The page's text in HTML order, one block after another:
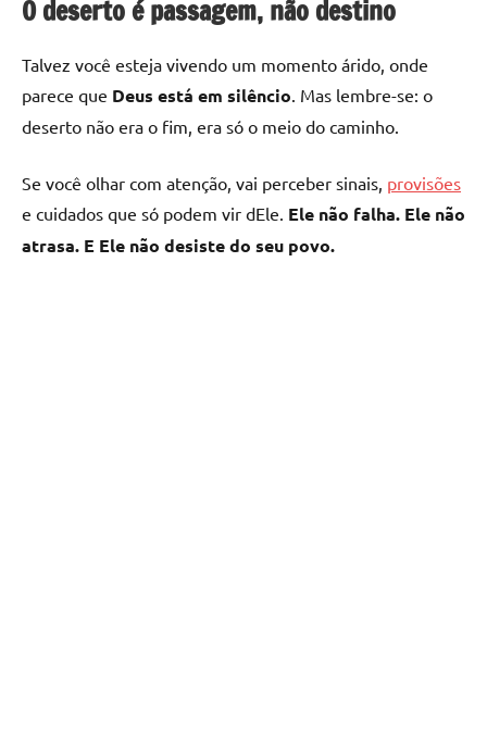
O deserto é passagem, não destino
Talvez você esteja vivendo um momento árido, onde
parece que Deus está em silêncio. Mas lembre-se: o
deserto não era o fim, era só o meio do caminho.
Se você olhar com atenção, vai perceber sinais, provisões
e cuidados que só podem vir dEle. Ele não falha. Ele não
atrasa. E Ele não desiste do seu povo.